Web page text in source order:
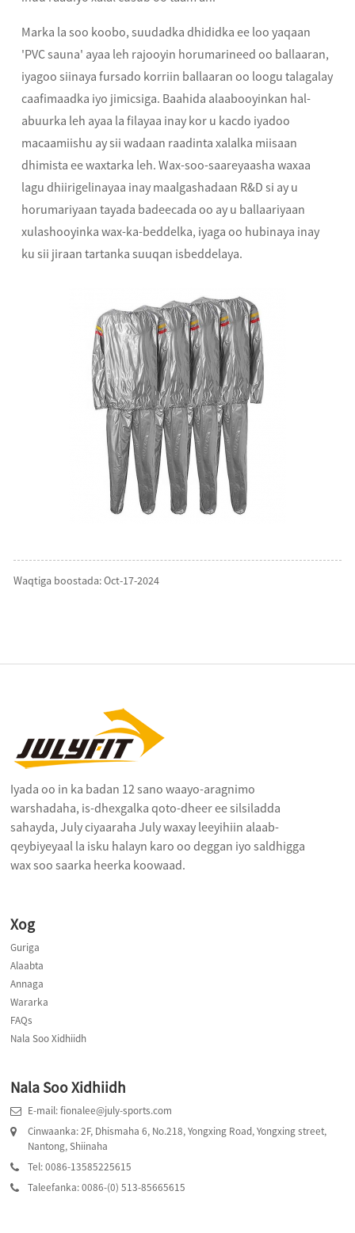
Marka la soo koobo, suudadka dhididka ee loo yaqaan
'PVC sauna' ayaa leh rajooyin horumarineed oo ballaaran,
iyagoo siinaya fursado korriin ballaaran oo loogu talagalay
caafimaadka iyo jimicsiga. Baahida alaabooyinkan hal-
abuurka leh ayaa la filayaa inay kor u kacdo iyadoo
macaamiishu ay sii wadaan raadinta xalalka miisaan
dhimista ee waxtarka leh. Wax-soo-saareyaasha waxaa
lagu dhiirigelinayaa inay maalgashadaan R&D si ay u
horumariyaan tayada badeecada oo ay u ballaariyaan
xulashooyinka wax-ka-beddelka, iyaga oo hubinaya inay
ku sii jiraan tartanka suuqan isbeddelaya.
Waqtiga boostada: Oct-17-2024
Iyada oo in ka badan 12 sano waayo-aragnimo
warshadaha, is-dhexgalka qoto-dheer ee silsiladda
sahayda, July ciyaaraha July waxay leeyihiin alaab-
qeybiyeyaal la isku halayn karo oo deggan iyo saldhigga
wax soo saarka heerka koowaad.
Xog
Guriga
Alaabta
Annaga
Wararka
FAQs
Nala Soo Xidhiidh
Nala Soo Xidhiidh
E-mail: fionalee@july-sports.com
Cinwaanka: 2F, Dhismaha 6, No.218, Yongxing Road, Yongxing street,
Nantong, Shiinaha
Tel: 0086-13585225615
Taleefanka: 0086-(0) 513-85665615